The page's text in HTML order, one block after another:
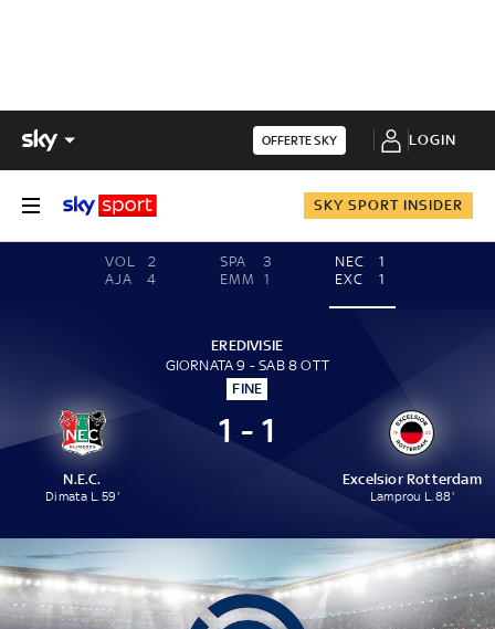
OFFERTE SKY LOGIN
SKY SPORT INSIDER
VOL
2
AJA
4
SPA
3
EMM
1
NEC
1
EXC
1
EREDIVISIE
GIORNATA 9 - SAB 8 OTT
FINE
N.E.C.
Dimata L. 59'
1 - 1
Excelsior Rotterdam
Lamprou L. 88'